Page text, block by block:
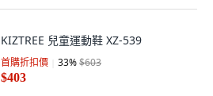
KIZTREE 兒童運動鞋 XZ-539
首購折扣價 33%$603
$403